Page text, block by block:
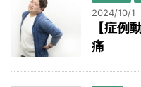
2024/10/1
【症例
痛